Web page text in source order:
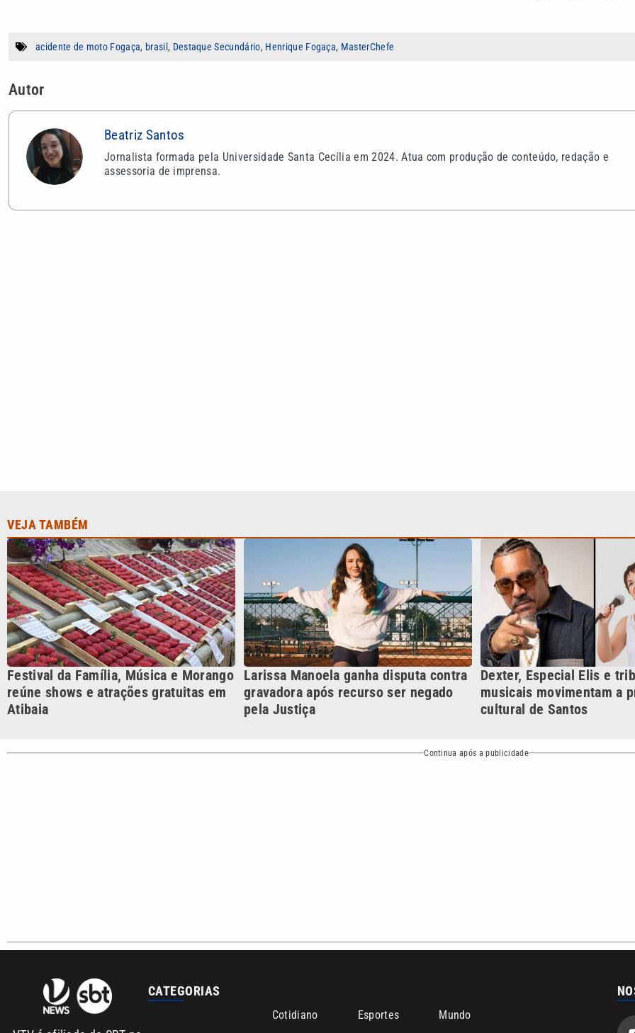
acidente de moto Fogaça, brasil , Destaque Secundário, Henrique Fogaça, MasterChefe
Autor
Beatriz Santos
Jornalista formada pela Universidade Santa Cecília em 2024. Atua com produção de conteúdo, redação e
assessoria de imprensa.
reúne shows e atrações gratuitas em
Atibaia
Continua após a publicidade
VTV é afiliada do SBT na
Região Metropolitana de
Campinas e Baixada
CATEGORIAS
Cotidiano Esportes Mundo
Polícia Política Variedades